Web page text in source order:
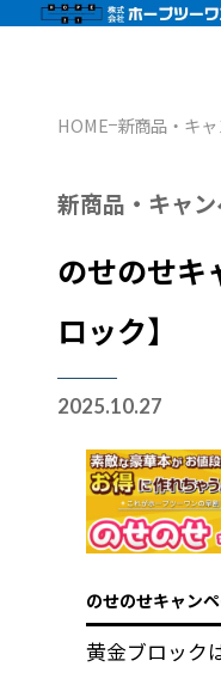
HOME 新商品・キ
新商品・キャ
のせのせキ
ロック】
2025.10.27
のせのせキャン
黄金ブロック